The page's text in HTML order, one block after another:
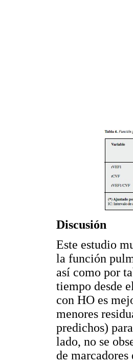
Discusión
Este estudio
la función
así como por
tiempo desde
con HO es
menores
predichos)
lado, no se
de